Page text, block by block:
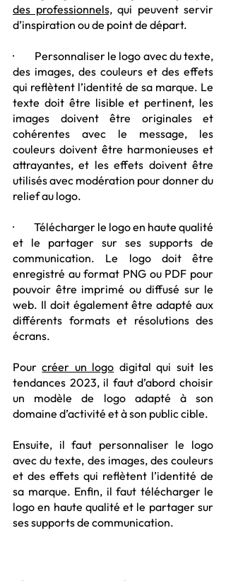
des professionnels, qui peuvent servir
d’inspiration ou de point de départ.
·         Personnaliser le logo avec du texte,
des images, des couleurs et des effets
qui reflètent l’identité de sa marque. Le
texte doit être lisible et pertinent, les
images doivent être originales et
cohérentes avec le message, les
couleurs doivent être harmonieuses et
attrayantes, et les effets doivent être
utilisés avec modération pour donner du
relief au logo.
·         Télécharger le logo en haute qualité
et le partager sur ses supports de
communication. Le logo doit être
enregistré au format PNG ou PDF pour
pouvoir être imprimé ou diffusé sur le
web. Il doit également être adapté aux
différents formats et résolutions des
écrans.
Pour créer un logo digital qui suit les
tendances 2023, il faut d’abord choisir
un modèle de logo adapté à son
domaine d’activité et à son public cible.
Ensuite, il faut personnaliser le logo
avec du texte, des images, des couleurs
et des effets qui reflètent l’identité de
sa marque. Enfin, il faut télécharger le
logo en haute qualité et le partager sur
ses supports de communication.